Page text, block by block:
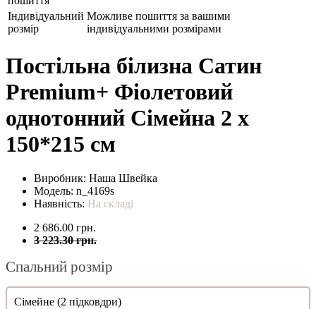
Індивідуальний
розмір
Можливе пошиття за вашими
індивідуальними розмірами
Постільна білизна Сатин
Premium+ Фіолетовий
однотонний Сімейна 2 х
150*215 см
Виробник: Наша Швейка
Модель: n_4169s
Наявність: На складі
2 686.00 грн.
3 223.30 грн.
Спальний розмір
Сімейне (2 підковдри)